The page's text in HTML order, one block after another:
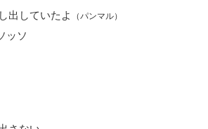
出していたよ （パンマル）
ッソ